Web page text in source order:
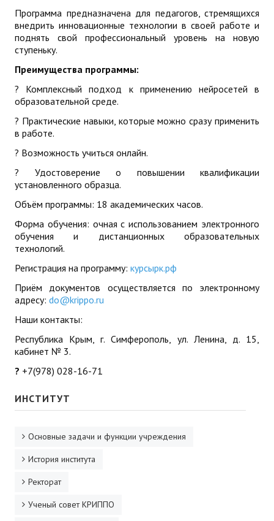
Советуем прочитать
Готовимся к новому учебному году 2026-2027
ДПО
Профессиональная переподготовка
Повышение квалификации
КОНТАКТЫ
Программа предназначена для педагогов, стремящихся
внедрить инновационные технологии в своей работе и
поднять свой профессиональный уровень на новую
ступеньку.
Преимущества программы:
? Комплексный подход к применению нейросетей в
образовательной среде.
? Практические навыки, которые можно сразу применить
в работе.
? Возможность учиться онлайн.
? Удостоверение о повышении квалификации
установленного образца.
Объём программы: 18 академических часов.
Форма обучения: очная с использованием электронного
обучения и дистанционных образовательных
технологий.
Регистрация на программу: курсырк.рф
Приём документов осуществляется по электронному
адресу: do@krippo.ru
Наши контакты:
Республика Крым, г. Симферополь, ул. Ленина, д. 15,
кабинет № 3.
? +7(978) 028-16-71
ИНСТИТУТ
Основные задачи и функции учреждения
История института
Ректорат
Ученый совет КРИППО